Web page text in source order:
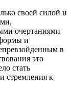
своей силой и
очертаниями
и
в
это
стать
стремления к